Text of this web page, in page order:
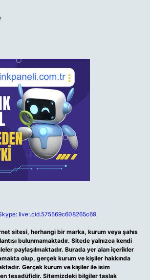
live:.cid.575569c608265c69
sitesi, herhangi bir marka, kurum veya şahıs
bulunmamaktadır. Sitede yalnızca kendi
paylaşılmaktadır. Burada yer alan içerikler
olup, gerçek kurum ve kişiler hakkında
Gerçek kurum ve kişiler ile isim
tesadüfidir. Sitemizdeki bilgiler taslak